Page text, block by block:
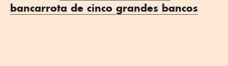
bancarrota de cinco grandes bancos